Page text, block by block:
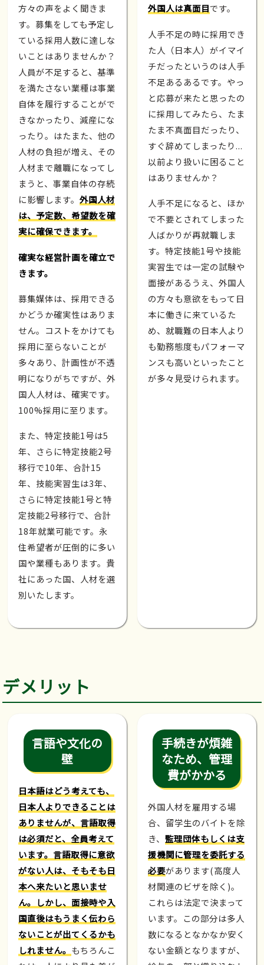
方々の声をよく聞きま
す。募集をしても予定し
ている採用人数に達しな
いことはありませんか？
人員が不足すると、基準
を満たさない業種は事業
自体を履行することがで
きなかったり、減産にな
ったり。はたまた、他の
人材の負担が増え、その
人材まで離職になってし
まうと、事業自体の存続
に影響します。外国人材
は、予定数、希望数を確
実に確保できます。
確実な経営計画を確立で
きます。
募集媒体は、採用できる
かどうか確実性はありま
せん。コストをかけても
採用に至らないことが
多々あり、計画性が不透
明になりがちですが、外
国人人材は、確実です。
100%採用に至ります。
また、特定技能1号は5
年、さらに特定技能2号
移行で10年、合計15
年、技能実習生は3年、
さらに特定技能1号と特
定技能2号移行で、合計
18年就業可能です。永
住希望者が圧倒的に多い
国や業種もあります。貴
社にあった国、人材を選
別いたします。
外国人は真面目です。
人手不足の時に採用でき
た人（日本人）がイマイ
チだったというのは人手
不足あるあるです。やっ
と応募が来たと思ったの
に採用してみたら、たま
たま不真面目だったり、
すぐ辞めてしまったり...
以前より扱いに困ること
はありませんか？
人手不足になると、ほか
で不要とされてしまった
人ばかりが再就職しま
す。特定技能1号や技能
実習生では一定の試験や
面接があるうえ、外国人
の方々も意欲をもって日
本に働きに来ているた
め、就職難の日本人より
も勤務態度もパフォーマ
ンスも高いといったこと
が多々見受けられます。
デメリット
言語や文化の
壁
日本語はどう考えても、
日本人よりできることは
ありませんが、言語取得
は必須だと、全員考えて
います。言語取得に意欲
がない人は、そもそも日
本へ来たいと思いませ
ん。しかし、面接時や入
国直後はもうまく伝わら
ないことが出てくるかも
しれません。 もちろんこ
手続きが煩雑
なため、管理
費がかかる
外国人材を雇用する場
合、留学生のバイトを除
き、 監理団体もしくは支
援機関に管理を委託する
必要があります(高度人
材関連のビザを除く)。
これらは法定で決まって
います。この部分は多人
数になるとなかなか安く
ない金額となりますが、